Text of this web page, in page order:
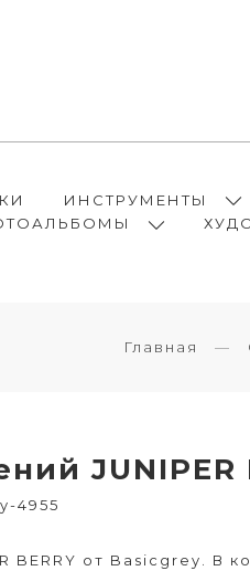
ИНСТРУМЕНТЫ
Главная
JUNIPER
4955
BERRY от Basicgrey. В